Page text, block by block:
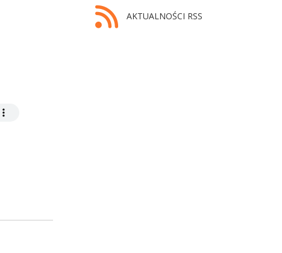
AKTUALNOŚCI RSS